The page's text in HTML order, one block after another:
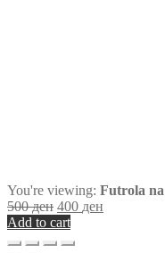
You're viewing: Futrola
500ден 400 ден
Add to cart